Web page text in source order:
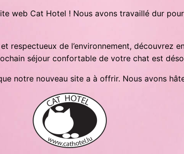
web Cat Hotel ! Nous avons travaillé dur
respectueux de l’environnement, découvrez
séjour confortable de votre chat est
notre nouveau site a à offrir. Nous avons